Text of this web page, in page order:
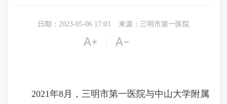
日期：2023-05-06 17:03 来源：三明市第一医院
 
2021年8月，三明市第一医院与中山大学附属